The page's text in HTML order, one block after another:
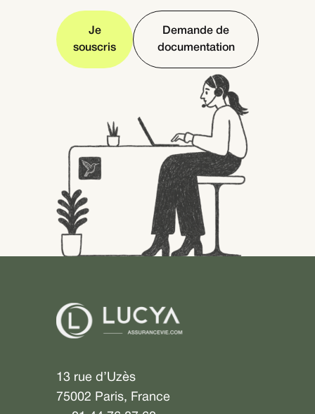
Je
souscris
Demande de
documentation
13 rue d’Uzès
75002 Paris, France